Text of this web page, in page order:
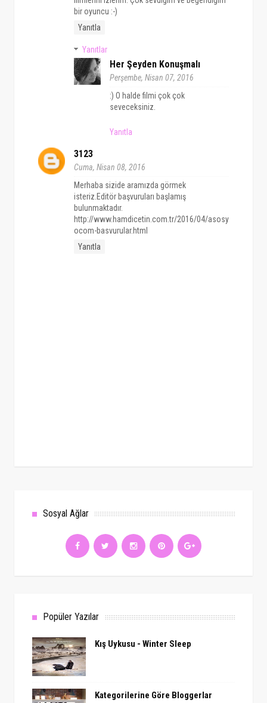
bir oyuncu :-)
Yanıtla
Yanıtlar
Her Şeyden Konuşmalı
Perşembe, Nisan 07, 2016
:) O halde filmi çok çok
seveceksiniz.
Yanıtla
3123
Cuma, Nisan 08, 2016
Merhaba sizide aramızda görmek
isteriz.Editör başvuruları başlamış
bulunmaktadır.
http://www.hamdicetin.com.tr/2016/04/asosy
ocom-basvurular.html
Yanıtla
Sosyal Ağlar
Popüler Yazılar
Kış Uykusu - Winter Sleep
Kategorilerine Göre Bloggerlar